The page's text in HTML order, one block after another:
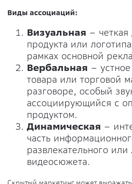
Виды ассоциаций:
Визуальная –
продукта или
рамках основной
Вербальная –
товара или торговой
разговоре, особый
ассоциирующийся с
продуктом.
Динамическая –
часть
развлекательного
видеосюжета.